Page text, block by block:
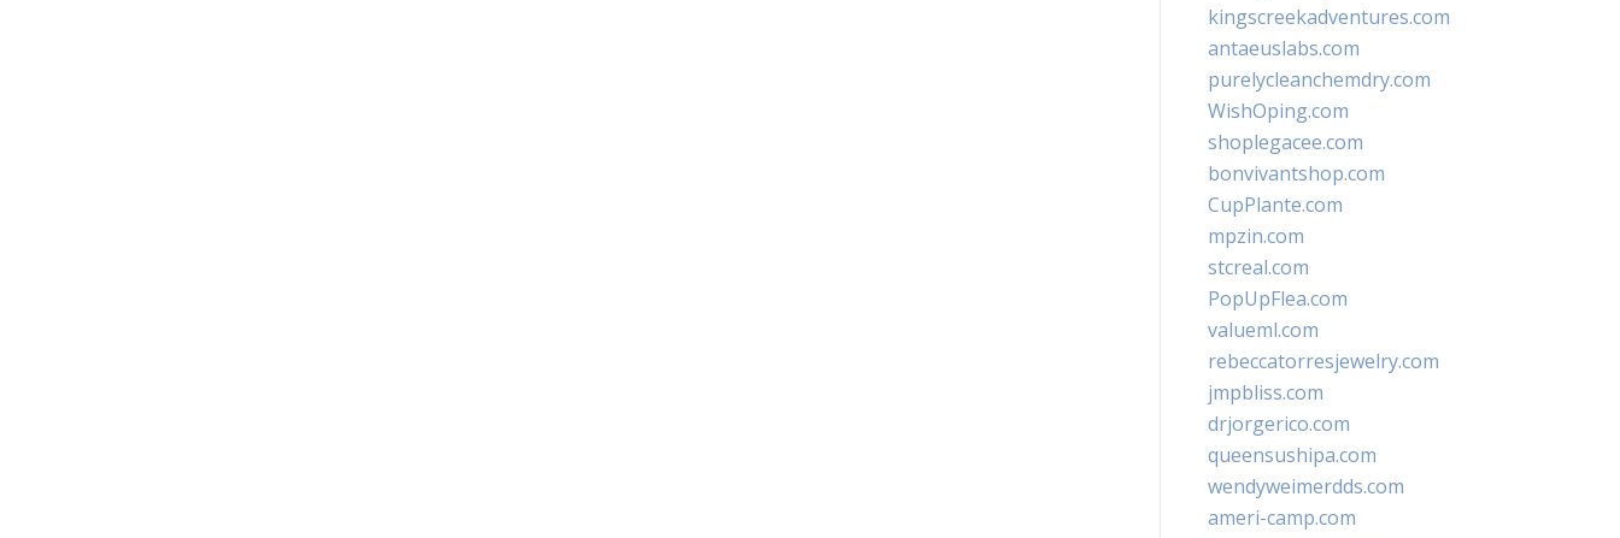
kingscreekadventures.com
antaeuslabs.com
purelycleanchemdry.com
WishOping.com
shoplegacee.com
bonvivantshop.com
CupPlante.com
mpzin.com
stcreal.com
PopUpFlea.com
valueml.com
rebeccatorresjewelry.com
jmpbliss.com
drjorgerico.com
queensushipa.com
wendyweimerdds.com
ameri-camp.com